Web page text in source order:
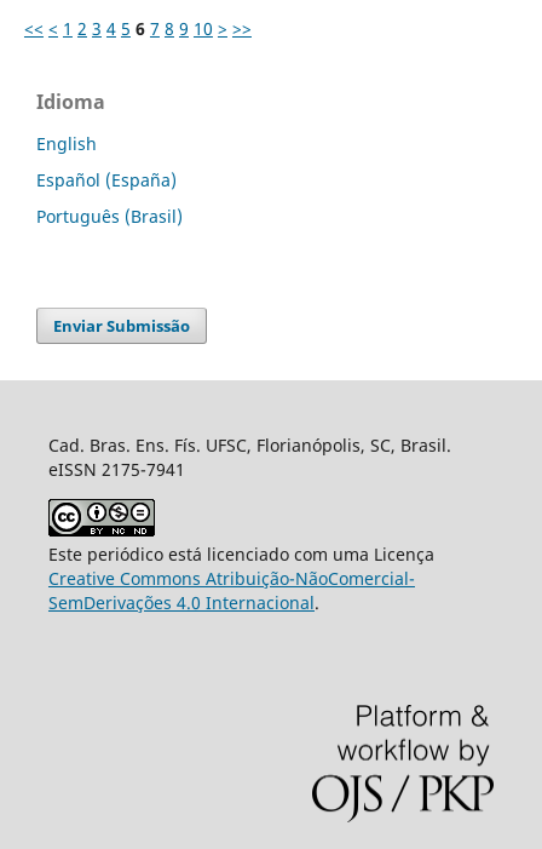
<< < 1 2 3 4 5 6 7 8 9 10 > >>
Idioma
English
Español (España)
Português (Brasil)
Enviar Submissão
Cad. Bras. Ens. Fís. UFSC, Florianópolis, SC, Brasil.
eISSN 2175-7941
Este periódico está licenciado com uma Licença
Creative Commons Atribuição-NãoComercial-
SemDerivações 4.0 Internacional.